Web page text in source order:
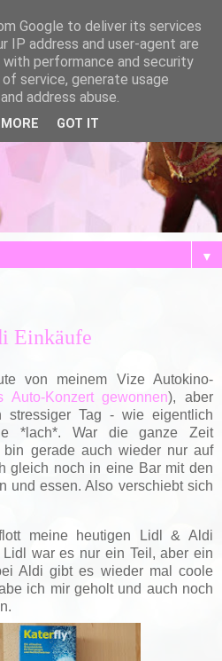
▼
Einkäufe
von meinem Vize Autokino-
Auto-Konzert gewonnen), aber
Tag - wie eigentlich
*lach*. War die ganze Zeit
gerade auch wieder nur auf
gleich noch in eine Bar mit den
und essen. Also verschiebt sich
meine heutigen Lidl & Aldi
war es nur ein Teil, aber ein
Aldi gibt es wieder mal coole
ich mir geholt und auch noch
Google to deliver its services
IP address and user-agent are
performance and security
service, generate usage
address abuse.
GOT IT